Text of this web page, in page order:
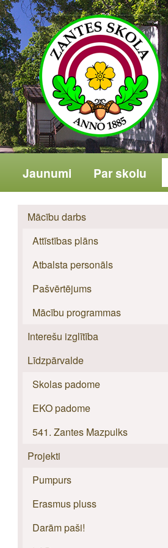
Jaunumi Par skolu
Mācību darbs
Attīstības plāns
Atbalsta personāls
Pašvērtējums
Mācību programmas
Interešu izglītība
Līdzpārvalde
Skolas padome
EKO padome
541. Zantes Mazpulks
Projekti
Pumpurs
Erasmus pluss
Darām paši!